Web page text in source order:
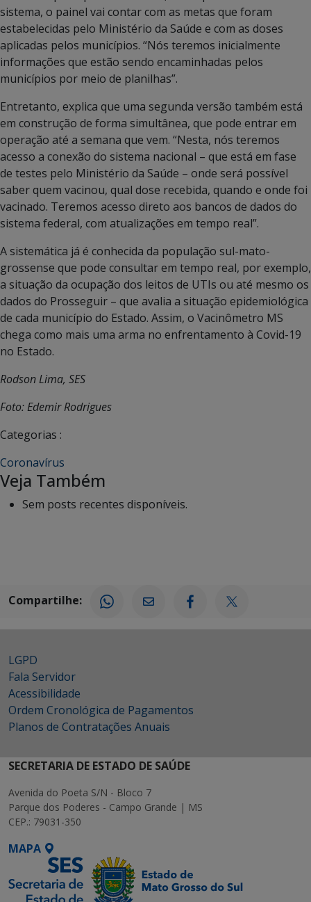
sistema, o painel vai contar com as metas que foram
estabelecidas pelo Ministério da Saúde e com as doses
aplicadas pelos municípios. “Nós teremos inicialmente
informações que estão sendo encaminhadas pelos
municípios por meio de planilhas”.
Entretanto, explica que uma segunda versão também está
em construção de forma simultânea, que pode entrar em
operação até a semana que vem. “Nesta, nós teremos
acesso a conexão do sistema nacional – que está em fase
de testes pelo Ministério da Saúde – onde será possível
saber quem vacinou, qual dose recebida, quando e onde foi
vacinado. Teremos acesso direto aos bancos de dados do
sistema federal, com atualizações em tempo real”.
A sistemática já é conhecida da população sul-mato-
grossense que pode consultar em tempo real, por exemplo,
a situação da ocupação dos leitos de UTIs ou até mesmo os
dados do Prosseguir – que avalia a situação epidemiológica
de cada município do Estado. Assim, o Vacinômetro MS
chega como mais uma arma no enfrentamento à Covid-19
no Estado.
Rodson Lima, SES
Foto: Edemir Rodrigues
Categorias :
Coronavírus
Veja Também
Sem posts recentes disponíveis.
Compartilhe:
LGPD
Fala Servidor
Acessibilidade
Ordem Cronológica de Pagamentos
Planos de Contratações Anuais
SECRETARIA DE ESTADO DE SAÚDE
Avenida do Poeta S/N - Bloco 7
Parque dos Poderes - Campo Grande | MS
CEP.: 79031-350
MAPA